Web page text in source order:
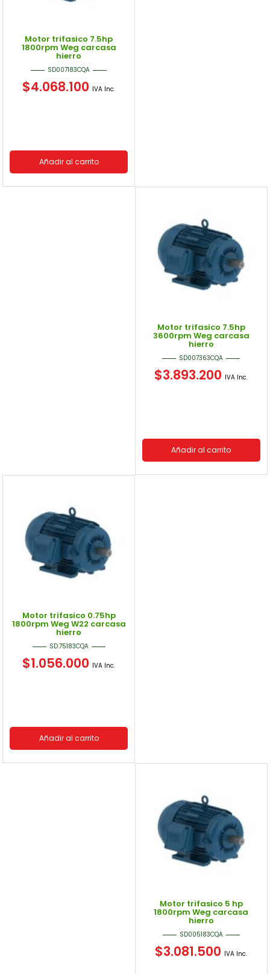
Motor trifasico 7.5hp
1800rpm Weg carcasa
hierro
SD007183CQA
$4.068.100 IVA Inc.
Añadir al carrito
Motor trifasico 7.5hp
3600rpm Weg carcasa
hierro
SD007363CQA
$3.893.200 IVA Inc.
Añadir al carrito
Motor trifasico 0.75hp
1800rpm Weg W22 carcasa
hierro
SD.75183CQA
$1.056.000 IVA Inc.
Añadir al carrito
Motor trifasico 5 hp
1800rpm Weg carcasa
hierro
SD005183CQA
$3.081.500 IVA Inc.